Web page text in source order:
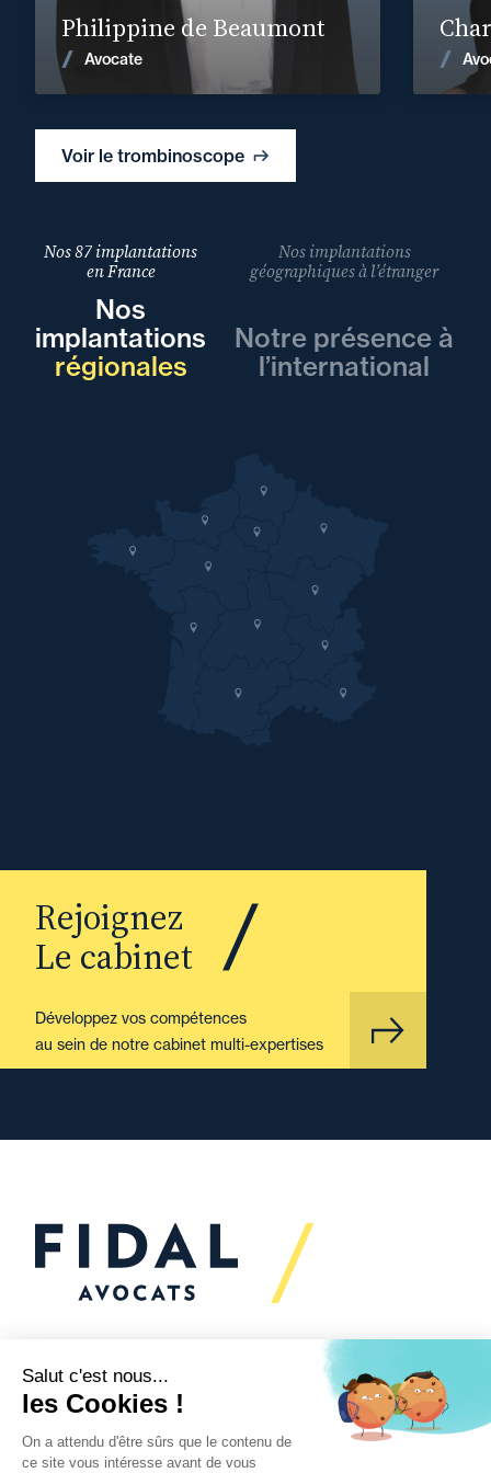
Voir le trombinoscope
Philippine de Beaumont
Avocate Voir les actualités
Nos 87 implantations
en France
Nos
implantations
régionales
Nos implantations
géographiques à l’étranger
Notre présence à
l’international
Rejoignez
Le cabinet
Développez vos compétences
au sein de notre cabinet multi-expertises
Vous souhaitez échanger
avec nous ?
Nous sommes